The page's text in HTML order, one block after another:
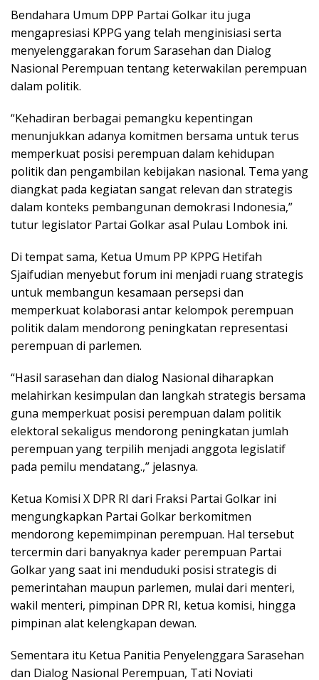
Bendahara Umum DPP Partai Golkar itu juga
mengapresiasi KPPG yang telah menginisiasi serta
menyelenggarakan forum Sarasehan dan Dialog
Nasional Perempuan tentang keterwakilan perempuan
dalam politik.
“Kehadiran berbagai pemangku kepentingan
menunjukkan adanya komitmen bersama untuk terus
memperkuat posisi perempuan dalam kehidupan
politik dan pengambilan kebijakan nasional. Tema yang
diangkat pada kegiatan sangat relevan dan strategis
dalam konteks pembangunan demokrasi Indonesia,”
tutur legislator Partai Golkar asal Pulau Lombok ini.
Di tempat sama, Ketua Umum PP KPPG Hetifah
Sjaifudian menyebut forum ini menjadi ruang strategis
untuk membangun kesamaan persepsi dan
memperkuat kolaborasi antar kelompok perempuan
politik dalam mendorong peningkatan representasi
perempuan di parlemen.
“Hasil sarasehan dan dialog Nasional diharapkan
melahirkan kesimpulan dan langkah strategis bersama
guna memperkuat posisi perempuan dalam politik
elektoral sekaligus mendorong peningkatan jumlah
perempuan yang terpilih menjadi anggota legislatif
pada pemilu mendatang.,” jelasnya.
Ketua Komisi X DPR RI dari Fraksi Partai Golkar ini
mengungkapkan Partai Golkar berkomitmen
mendorong kepemimpinan perempuan. Hal tersebut
tercermin dari banyaknya kader perempuan Partai
Golkar yang saat ini menduduki posisi strategis di
pemerintahan maupun parlemen, mulai dari menteri,
wakil menteri, pimpinan DPR RI, ketua komisi, hingga
pimpinan alat kelengkapan dewan.
Sementara itu Ketua Panitia Penyelenggara Sarasehan
dan Dialog Nasional Perempuan, Tati Noviati